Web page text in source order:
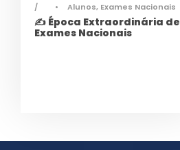
•
Alunos, Exames Nacionais
✍️ Época Extraordinária de
Exames Nacionais